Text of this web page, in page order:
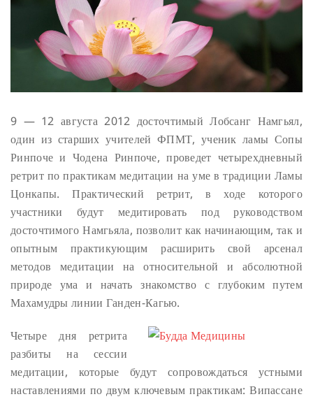
9 — 12 августа 2012 досточтимый Лобсанг Намгьял,
один из старших учителей ФПМТ, ученик ламы Сопы
Ринпоче и Чодена Ринпоче, проведет четырехдневный
ретрит по практикам медитации на уме в традиции Ламы
Цонкапы. Практический ретрит, в ходе которого
участники будут медитировать под руководством
досточтимого Намгьяла, позволит как начинающим, так и
опытным практикующим расширить свой арсенал
методов медитации на относительной и абсолютной
природе ума и начать знакомство с глубоким путем
Махамудры линии Ганден-Кагью.
Четыре дня ретрита
разбиты на сессии
медитации, которые будут сопровождаться устными
наставлениями по двум ключевым практикам: Випассане